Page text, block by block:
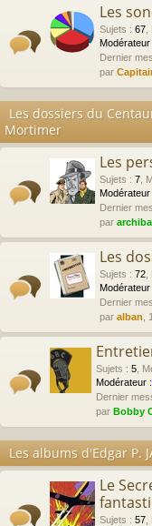
Les
Sujets : 67
Modérateur
Dernier
par
Les dossiers du
Mortimer
Les
Sujets : 7
Modérateur
Dernier
par
Les
Sujets : 72
Modérateur
Dernier
par alban
Sujets : 5
Modérateur :
Dernier
par Bobby
Les albums d'Edgar P.
Le
Sujets : 57